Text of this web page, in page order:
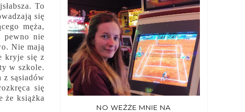
To
się
męża,
pewno nie
Nie mają
kryje się z
w szkole.
z sąsiadów
się
że książka
NO WEŹŻE MNIE NA